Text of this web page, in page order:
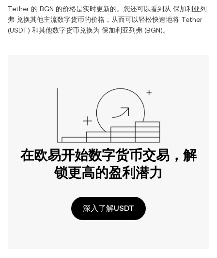
Tether 的 BGN 的价格是实时更新的。您还可以看到从 保加利亚列
弗 兑换其他主流数字货币的价格，从而可以轻松快速地将 Tether
(USDT) 和其他数字货币兑换为 保加利亚列弗 (BGN)。
在欧易开始数字货币交易，解
锁更高的盈利潜力
深入了解USDT